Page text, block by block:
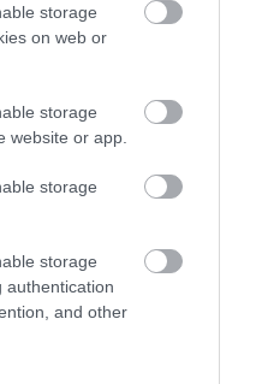
storage
on web or
storage
website or app.
storage
storage
authentication
and other
a rovarokat kell
a rozsdaszínű
gyakran
hogy ágyi
ÚTI CÉLOKON
ÁGYI